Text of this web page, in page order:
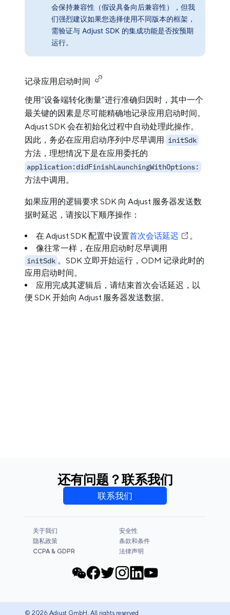
会保持兼容性（假设具备向后兼容性），但我
们强烈建议如果您选择使用不同版本的框架，
需验证与 Adjust SDK 的集成功能是否按预期
运行。
记录应用启动时间
使用“设备端转化衡量”进行准确归因时，其中一个
最关键的因素是尽可能精确地记录应用启动时间。
Adjust SDK 会在初始化过程中自动处理此操作。
因此，务必在应用启动序列中尽早调用 initSdk
方法，理想情况下是在应用委托的
application:didFinishLaunchingWithOptions:
方法中调用。
如果应用的逻辑要求 SDK 向 Adjust 服务器发送数
据时延迟，请按以下顺序操作：
在 Adjust SDK 配置中设置首次会话延迟
。
像往常一样，在应用启动时尽早调用
initSdk 。SDK 立即开始运行，ODM 记录此时的
应用启动时间。
应用完成其逻辑后，请结束首次会话延迟，以
便 SDK 开始向 Adjust 服务器发送数据。
还有问题？联系我们
联系我们
关于我们
安全性
隐私政策
条款和条件
CCPA & GDPR
法律声明
© 2026 Adjust GmbH. All rights reserved